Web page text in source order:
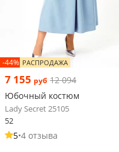
-44% РАСПРОДАЖА
7 155 руб 12 094
Юбочный костюм
Lady Secret 25105
52
5•4 отзыва